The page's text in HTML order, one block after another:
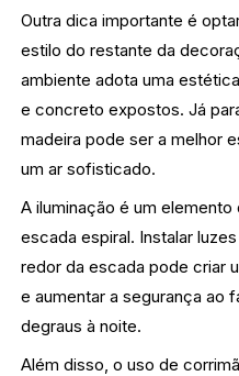
Outra dica importante é
estilo do restante da
ambiente adota uma
e concreto expostos. Já
madeira pode ser a melhor
um ar sofisticado.
A iluminação é um
escada espiral. Instalar
redor da escada pode criar
e aumentar a segurança ao
degraus à noite.
Além disso, o uso de